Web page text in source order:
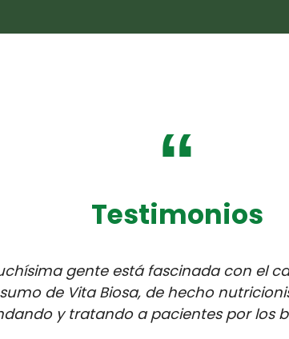
“
Testimonios
gente está fascinada con el
de Vita Biosa, de hecho
y tratando a pacientes por los